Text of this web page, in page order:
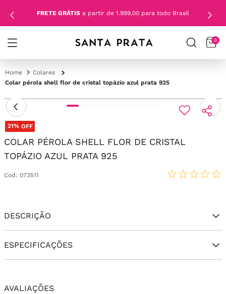
FRETE GRÁTIS a partir de 1.999,00 para todo Brasil
0
Colares
Colar pérola shell flor de cristal topázio azul prata 925
21% OFF
COLAR PÉROLA SHELL FLOR DE CRISTAL
TOPÁZIO AZUL PRATA 925
Cod : 073511 ☆☆☆☆☆
DESCRIÇÃO
ESPECIFICAÇÕES
AVALIAÇÕES